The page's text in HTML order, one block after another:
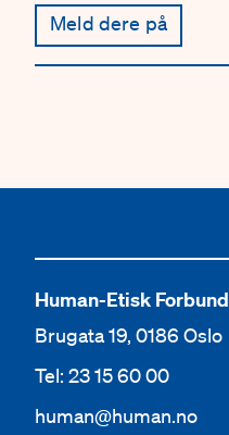
Meld dere på
Human-Etisk Forbund
Brugata 19, 0186 Oslo
Tel: 23 15 60 00
human@human.no